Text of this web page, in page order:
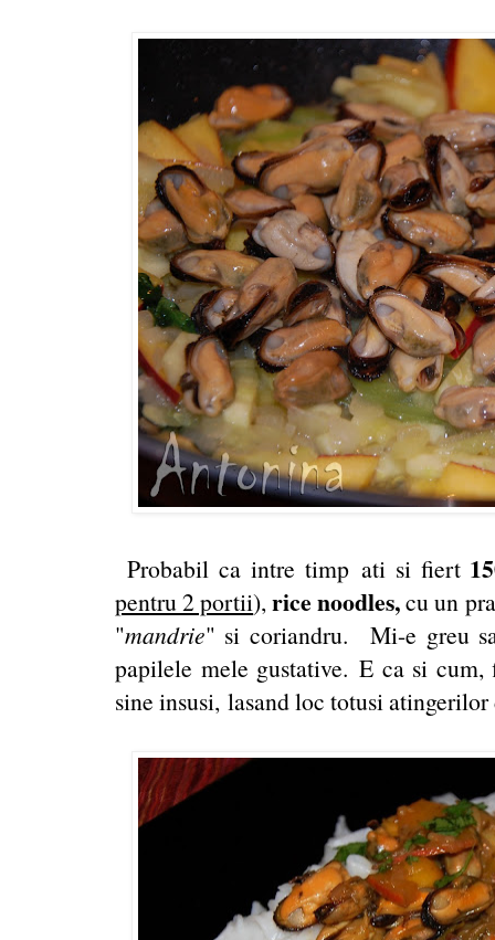
Probabil ca intre timp ati si fiert
pentru 2 portii),rice noodles,cu un
"mandrie" si coriandru. Mi-e greu
papilele mele gustative. E ca si cum,
sine insusi, lasand loc totusi